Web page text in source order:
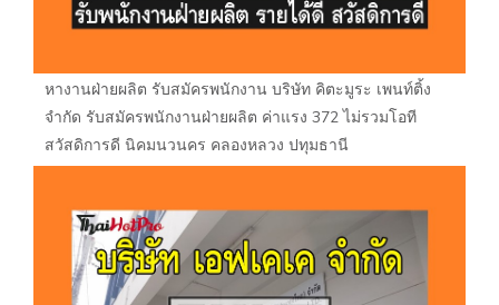
หางานฝ่ายผลิต รับสมัครพนักงาน บริษัท คิตะมูระ เพนท์ติ้ง
จำกัด รับสมัครพนักงานฝ่ายผลิต ค่าแรง 372 ไม่รวมโอที
สวัสดิการดี นิคมนวนคร คลองหลวง ปทุมธานี